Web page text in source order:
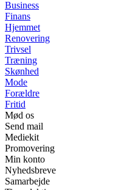
Business
Finans
Hjemmet
Renovering
Trivsel
Træning
Skønhed
Mode
Forældre
Fritid
Mød os
Send mail
Mediekit
Promovering
Min konto
Nyhedsbreve
Samarbejde